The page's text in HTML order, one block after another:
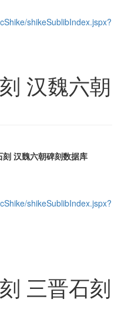
shikeSublibIndex.jspx?
汉魏六朝
刻 汉魏六朝碑刻数据库
shikeSublibIndex.jspx?
三晋石刻